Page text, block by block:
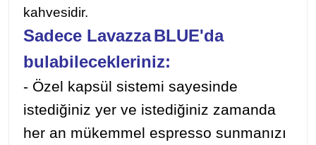
kahvesidir.
Sadece LavazzaBLUE'da
bulabilecekleriniz:
- Özel kapsül sistemi sayesinde
istediğiniz yer ve istediğiniz zamanda
her an mükemmel espresso sunmanızı